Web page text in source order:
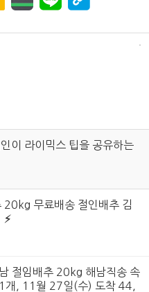
이 라이믹스 팁을 공유하는
20kg 무료배송 절인배추 김
절임배추 20kg 해남직송 속
개, 11월 27일(수) 도착 44,